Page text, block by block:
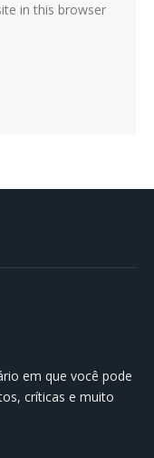
in this browser
em que você pode
críticas e muito